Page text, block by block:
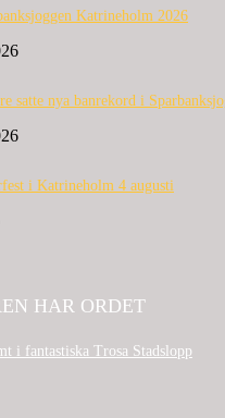
Katrineholm 2026
satte nya banrekord i
i Katrineholm 4 augusti
HAR ORDET
i fantastiska Trosa Stadslopp